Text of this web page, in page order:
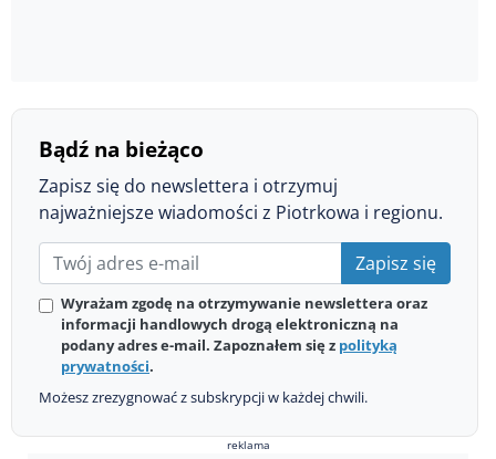
Bądź na bieżąco
Zapisz się do newslettera i otrzymuj
najważniejsze wiadomości z Piotrkowa i regionu.
Zapisz się
Wyrażam zgodę na otrzymywanie newslettera oraz
informacji handlowych drogą elektroniczną na
podany adres e-mail. Zapoznałem się z polityką
prywatności.
Możesz zrezygnować z subskrypcji w każdej chwili.
reklama